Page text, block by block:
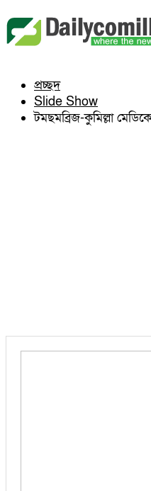
ব্রাহ্মণপাড়া
লাকসাম
লালমাই
প্রচ্ছদ
Slide Show
টমছমব্রিজ-কুমিল্লা